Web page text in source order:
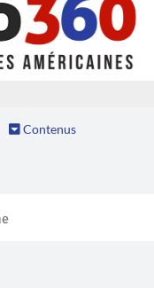
Contenus